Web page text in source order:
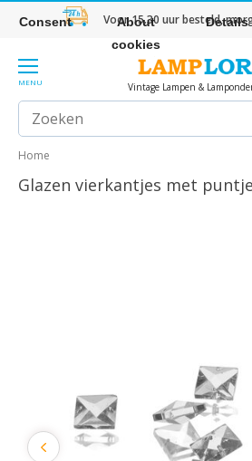
Voor 15.30 uur besteld,
MENU Vintage Lampen &
Home
Glazen vierkantjes met puntje
Consent
About
cookies
Details